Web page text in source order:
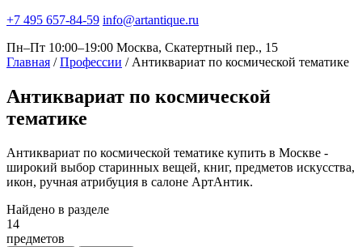
+7 495 657-84-59 info@artantique.ru
Пн–Пт 10:00–19:00 Москва, Скатертный пер., 15
Главная / Профессии / Антиквариат по космической тематике
Антиквариат по космической
тематике
Антиквариат по космической тематике купить в Москве -
широкий выбор старинных вещей, книг, предметов искусства,
икон, ручная атрибуция в салоне АртАнтик.
Найдено в разделе
14
предметов